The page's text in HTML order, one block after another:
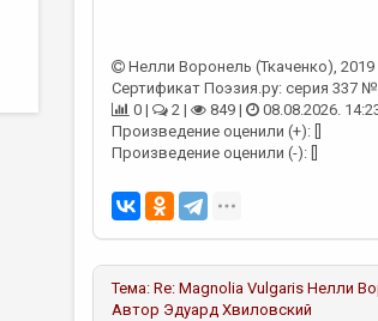
Нелли Воронель (Ткаченко), 2019
Сертификат Поэзия.ру: серия 337 №
0 |
2 | 849 |
08.08.2026.
Произведение оценили (+): []
Произведение оценили (-): []
Тема: Re: Magnolia Vulgaris Нелли
Автор Эдуард Хвиловский